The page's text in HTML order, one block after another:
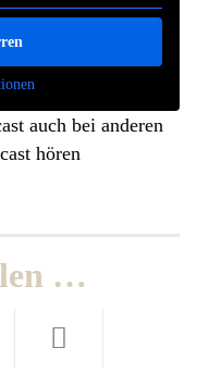
auch bei anderen
hören
…